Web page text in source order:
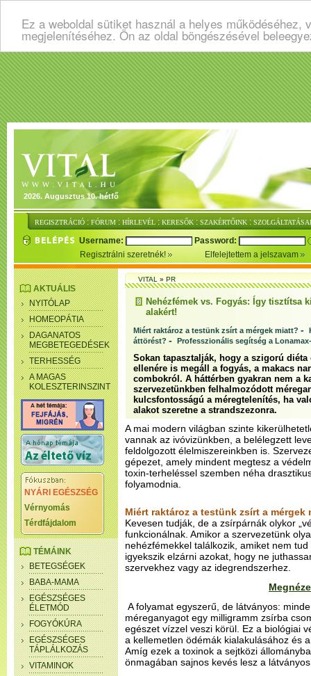
Ez a weboldal sütiket használ a helyes
megjelenítéséhez. Ön az oldal böngészésével
2026. Augusztus 10. hétfő
REGISZTRÁCIÓ : FÓRUM : HÍRLEVÉL : KERESŐK : SZAKÉRTŐINK :
Username:
Password:
Regisztrálni szeretnék!
Elfelejtettem a jelszavam
AKTUÁLIS
NYITÓLAP
HOMEOPÁTIA
DAGANATOS
MEGBETEGEDÉSEK
TERHESSÉG
A MAGAS
KOLESZTERINSZINT
NYÁRI EGÉSZSÉG
Vérnyomás
Térdfájdalom
TÉMÁINK
BETEGSÉGEK
BABA-MAMA
EGÉSZSÉGES
ÉLETMÓD
FOGYÓKÚRA
EGÉSZSÉGES
TÁPLÁLKOZÁS
VITAMINOK
VITAL»PR
Nehézfémek vs. Fogyás: Így tisztítsa
alakért!
Miért raktároz a testünk zsírt a mérgek miatt? -
áttörést? - Professzionális segítség a
Sokan tapasztalják, hogy a szigorú diéta
ellenére is megáll a fogyás, a makacs
combokról. A háttérben gyakran nem a
szervezetünkben felhalmozódott
kulcsfontosságú a méregtelenítés, ha
alakot szeretne a strandszezonra.
A mai modern világban szinte
vannak az ivóvizünkben, a belélegzett
feldolgozott élelmiszereinkben is.
gépezet, amely mindent megtesz a
toxin-terheléssel szemben néha
folyamodnia.
Miért raktároz a testünk zsírt a mérgek
Kevesen tudják, de a zsírpárnák olykor
funkcionálnak. Amikor a szervezetünk
nehézfémekkel találkozik, amiket nem
igyekszik elzárni azokat, hogy ne
szervekhez vagy az idegrendszerhez.
A folyamat egyszerű, de látványos:
méreganyagot egy milligramm zsírba
egészet vízzel veszi körül. Ez a biológiai
a kellemetlen ödémák kialakulásához és
Amíg ezek a toxinok a sejtközi
önmagában sajnos kevés lesz a